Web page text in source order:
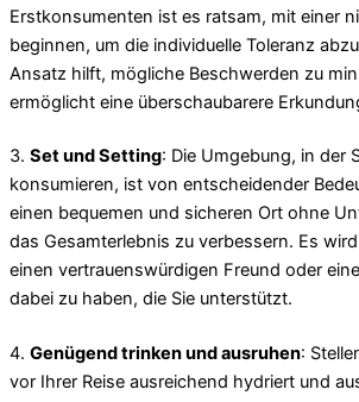
Erstkonsumenten ist es ratsam, mit einer
beginnen, um die individuelle Toleranz
Ansatz hilft, mögliche Beschwerden zu
ermöglicht eine überschaubarere
3. Set und Setting: Die Umgebung, in der
konsumieren, ist von entscheidender
einen bequemen und sicheren Ort ohne
das Gesamterlebnis zu verbessern. Es
einen vertrauenswürdigen Freund oder
dabei zu haben, die Sie unterstützt.
4. Genügend trinken und ausruhen:
vor Ihrer Reise ausreichend hydriert und